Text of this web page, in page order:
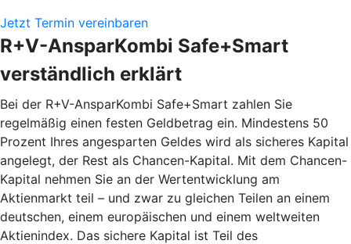
Jetzt Termin vereinbaren
R+V-AnsparKombi Safe+Smart
verständlich erklärt
Bei der R+V-AnsparKombi Safe+Smart zahlen Sie
regelmäßig einen festen Geldbetrag ein. Mindestens 50
Prozent Ihres angesparten Geldes wird als sicheres Kapital
angelegt, der Rest als Chancen-Kapital. Mit dem Chancen-
Kapital nehmen Sie an der Wertentwicklung am
Aktienmarkt teil – und zwar zu gleichen Teilen an einem
deutschen, einem europäischen und einem weltweiten
Aktienindex. Das sichere Kapital ist Teil des